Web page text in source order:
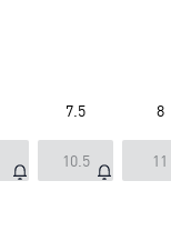
7.5 8
10.5 11